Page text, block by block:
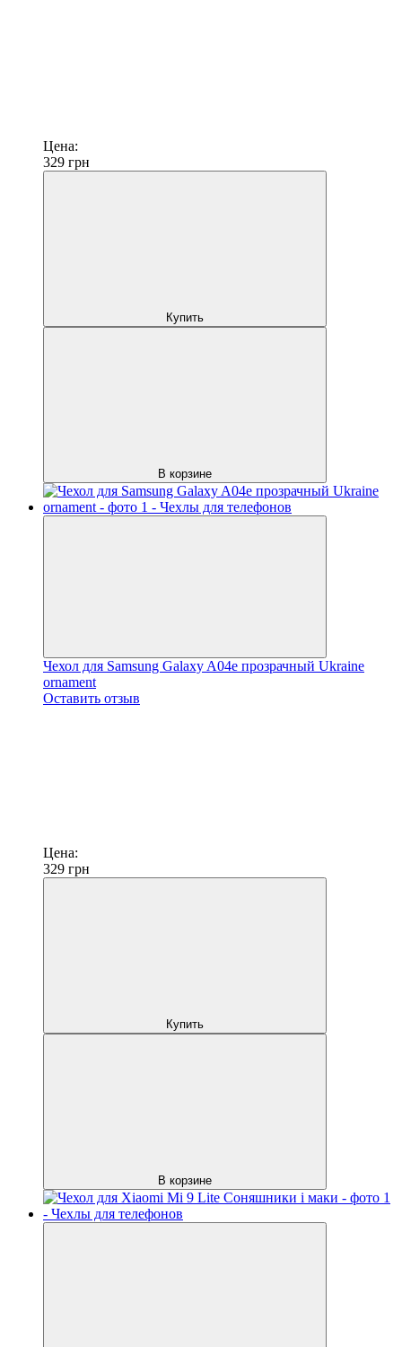
Цена:
329 грн
Купить
В корзине
Чехол для Samsung Galaxy A04e прозрачный Ukraine
ornament
Оставить отзыв
Цена:
329 грн
Купить
В корзине